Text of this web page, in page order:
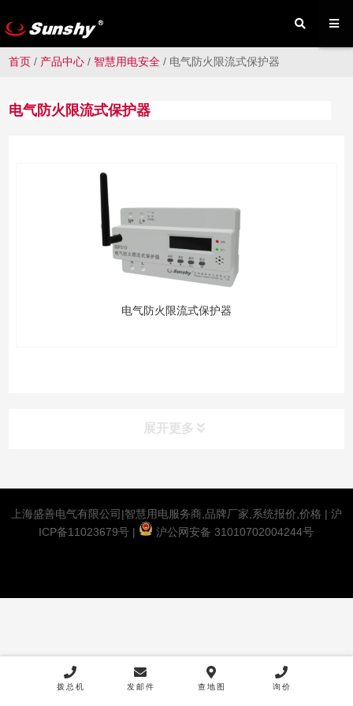
首页 / 产品中心 /智慧用电安全 / 电气防火限流式保护器
电气防火限流式保护器
电气防火限流式保护器
展开更多
上海盛善电气有限公司|智慧用电服务商,品牌厂家,系统报价,价格 | 沪
ICP备11023679号 | 沪公网安备 31010702004244号
拨总机 发邮件 查地图 询价